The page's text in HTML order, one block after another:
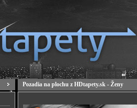
Pozadia na plochu z HDtapety.sk - Ženy